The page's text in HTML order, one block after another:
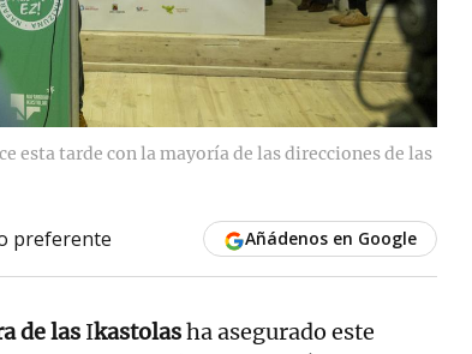
esta tarde con la mayoría de las direcciones de las
preferente Añádenos en Google
de las Ikastolasha asegurado este